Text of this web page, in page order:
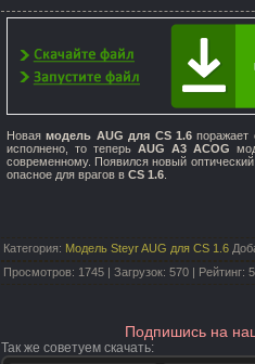
Новаямодель AUG для CS 1.6поражает
исполнено, то теперь AUG A3 ACOG
современному. Появился новый
опасное для врагов в CS 1.6
Категория: Модель Steyr AUG для CS 1.6
Просмотров: 1745 | Загрузок: 570 | Рейтинг:
Подпишись на
Так же советуем скачать: